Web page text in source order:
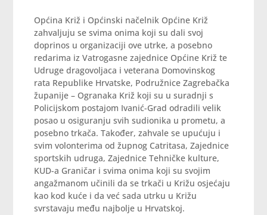
Općina Križ i Općinski načelnik Općine Križ
zahvaljuju se svima onima koji su dali svoj
doprinos u organizaciji ove utrke, a posebno
redarima iz Vatrogasne zajednice Općine Križ te
Udruge dragovoljaca i veterana Domovinskog
rata Republike Hrvatske, Podružnice Zagrebačka
županije – Ogranaka Križ koji su u suradnji s
Policijskom postajom Ivanić-Grad odradili velik
posao u osiguranju svih sudionika u prometu, a
posebno trkača. Također, zahvale se upućuju i
svim volonterima od župnog Catritasa, Zajednice
sportskih udruga, Zajednice Tehničke kulture,
KUD-a Graničar i svima onima koji su svojim
angažmanom učinili da se trkači u Križu osjećaju
kao kod kuće i da već sada utrku u Križu
svrstavaju među najbolje u Hrvatskoj.